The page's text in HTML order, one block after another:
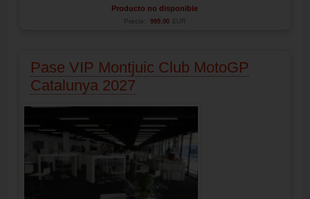
Producto no disponible
Precio: 999.00 EUR
Pase VIP Montjuic Club MotoGP
Catalunya 2027